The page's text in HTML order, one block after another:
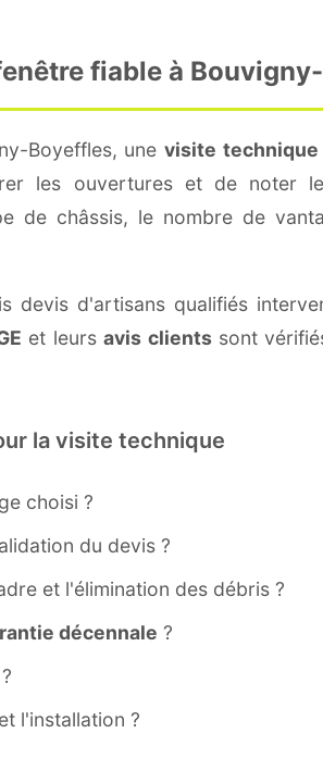
fiable à
Boyeffles, unevisite technique
les ouvertures et de noter
de châssis, le nombre de
devis d'artisans qualifiés
et leursavis clientssont
la visite technique
choisi ?
du devis ?
et l'élimination des débris ?
décennale ?
?
l'installation ?